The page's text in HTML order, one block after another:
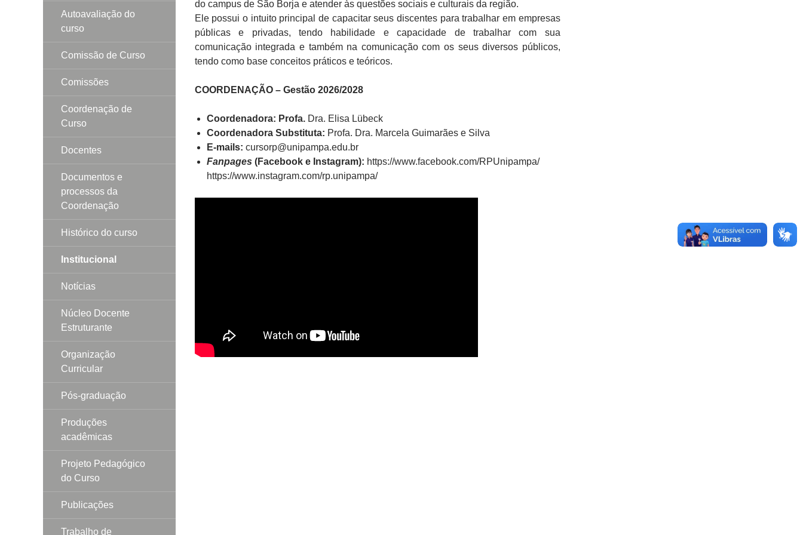
do campus de São Borja e atender às questões sociais e culturais da região.
Ele possui o intuito principal de capacitar seus discentes para trabalhar em empresas
públicas e privadas, tendo habilidade e capacidade de trabalhar com sua
comunicação integrada e também na comunicação com os seus diversos públicos,
tendo como base conceitos práticos e teóricos.
COORDENAÇÃO – Gestão 2026/2028
Coordenadora: Profa. Dra. Elisa Lübeck
Coordenadora Substituta: Profa. Dra. Marcela Guimarães e Silva
E-mails: cursorp@unipampa.edu.br
Fanpages (Facebook e Instagram): https://www.facebook.com/RPUnipampa/
https://www.instagram.com/rp.unipampa/
Autoavaliação do
curso
Comissão de Curso
Comissões
Coordenação de
Curso
Docentes
Documentos e
processos da
Coordenação
Histórico do curso
Institucional
Notícias
Núcleo Docente
Estruturante
Organização
Curricular
Pós-graduação
Produções
acadêmicas
Projeto Pedagógico
do Curso
Publicações
Trabalho de